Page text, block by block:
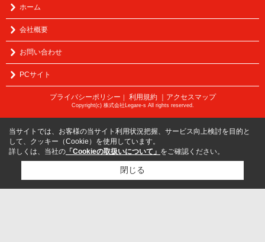
ホーム
会社概要
お問い合わせ
PCサイト
プライバシーポリシー ｜ 利用規約 ｜アクセスマップ
Copyright(c) 株式会社Legare-s All rights reserved.
当サイトでは、お客様の当サイト利用状況把握、サービス向上検討を目的と
して、クッキー（Cookie）を使用しています。
詳しくは、当社の 「Cookieの取扱いについて」 をご確認ください。
閉じる